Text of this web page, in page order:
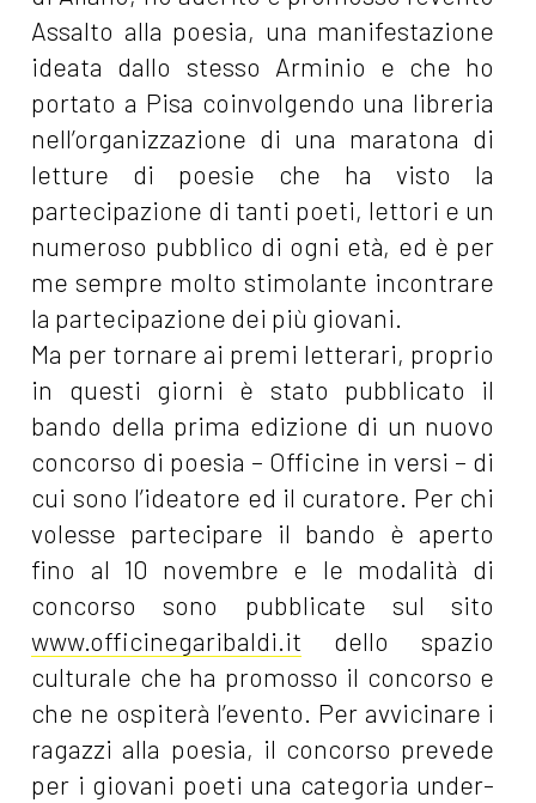
Assalto alla poesia, una manifestazione
ideata dallo stesso Arminio e che ho
portato a Pisa coinvolgendo una libreria
nell’organizzazione di una maratona di
letture di poesie che ha visto la
partecipazione di tanti poeti, lettori e un
numeroso pubblico di ogni età, ed è per
me sempre molto stimolante incontrare
la partecipazione dei più giovani.
Ma per tornare ai premi letterari, proprio
in questi giorni è stato pubblicato il
bando della prima edizione di un nuovo
concorso di poesia – Officine in versi – di
cui sono l’ideatore ed il curatore. Per chi
volesse partecipare il bando è aperto
fino al 10 novembre e le modalità di
concorso sono pubblicate sul sito
www.officinegaribaldi.it dello spazio
culturale che ha promosso il concorso e
che ne ospiterà l’evento. Per avvicinare i
ragazzi alla poesia, il concorso prevede
per i giovani poeti una categoria under-